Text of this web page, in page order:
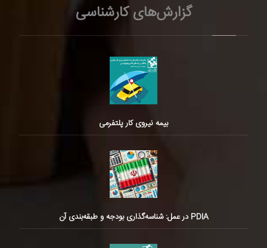
گزارش‌های کارشناسی
بیمه نیروی کار پلتفرمی
PDIA در عمل: شناسه‌گذاری بودجه و طبقه‌بندی آن